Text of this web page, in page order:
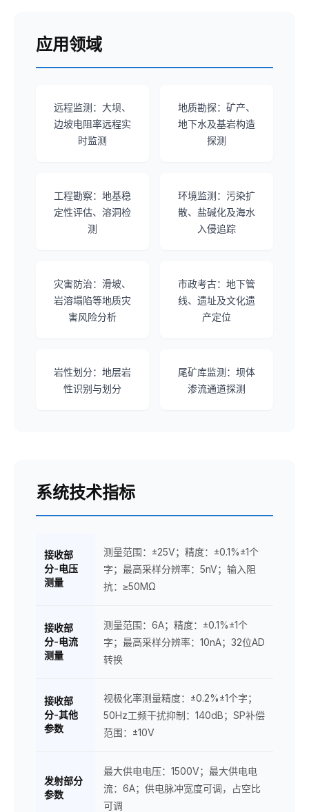
应用领域
远程监测：大坝、
边坡电阻率远程实
时监测
地质勘探：矿产、
地下水及基岩构造
探测
工程勘察：地基稳
定性评估、溶洞检
测
环境监测：污染扩
散、盐碱化及海水
入侵追踪
灾害防治：滑坡、
岩溶塌陷等地质灾
害风险分析
市政考古：地下管
线、遗址及文化遗
产定位
岩性划分：地层岩
性识别与划分
尾矿库监测：坝体
渗流通道探测
系统技术指标
接收部
分-电压
测量
测量范围：±25V；精度：±0.1%±1个
字；最高采样分辨率：5nV；输入阻
抗：≥50MΩ
接收部
分-电流
测量
测量范围：6A；精度：±0.1%±1个
字；最高采样分辨率：10nA；32位AD
转换
接收部
分-其他
参数
视极化率测量精度：±0.2%±1个字；
50Hz工频干扰抑制：140dB；SP补偿
范围：±10V
发射部分
参数
最大供电电压：1500V；最大供电电
流：6A；供电脉冲宽度可调，占空比
可调